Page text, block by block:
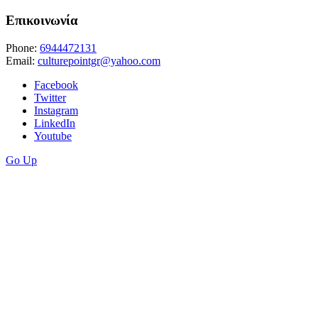
Επικοινωνία
Phone: 6944472131
Email: culturepointgr@yahoo.com
Facebook
Twitter
Instagram
LinkedIn
Youtube
Go Up